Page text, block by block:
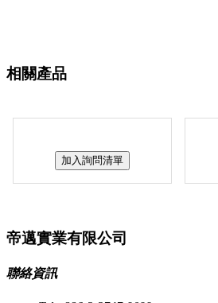
相關產品
加入詢問清單
帝邁實業有限公司
聯絡資訊